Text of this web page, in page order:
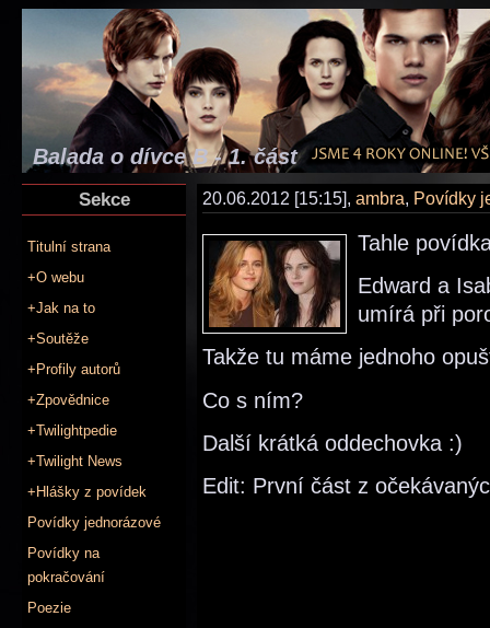
Balada o dívce B - 1. část
Sekce
Titulní strana
+O webu
+Jak na to
+Soutěže
+Profily autorů
+Zpovědnice
+Twilightpedie
+Twilight News
+Hlášky z povídek
Povídky jednorázové
Povídky na
pokračování
Poezie
20.06.2012 [15:15], ambra, Povídky
Tahle
Edward a
umírá při
Takže tu máme jednoho
Co s ním?
Další krátká oddechovka :)
Edit: První část z